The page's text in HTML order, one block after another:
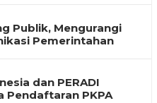
Publik, Mengurangi
Pemerintahan
dan PERADI
Pendaftaran PKPA